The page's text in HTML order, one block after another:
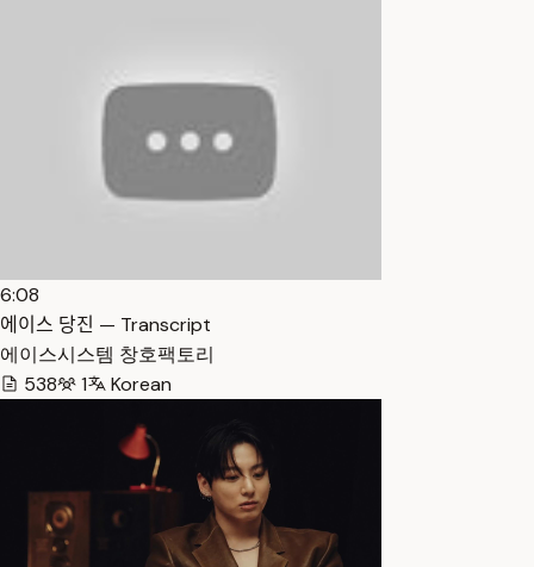
6:08
에이스 당진 — Transcript
에이스시스템 창호팩토리
538
1 Korean